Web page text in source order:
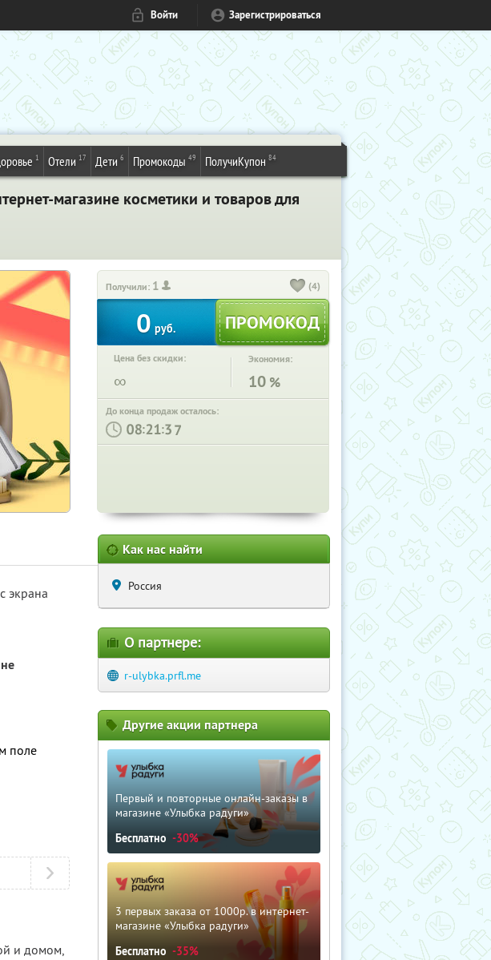
Войти Зарегистрироваться
1 Отели 17 Дети 6 Промокоды 49 ПолучиКупон 84
магазине косметики и товаров для
Получили: 1 (4)
0 руб.
Цена без скидки:
∞
Экономия:
10 %
До конца продаж осталось:
: :
экрана
поле
и домом,
Как нас найти
Россия
О партнере:
r-ulybka.prfl.me
Другие акции партнера
Первый и повторные онлайн-заказы в
магазине «Улыбка радуги»
Бесплатно -30%
3 первых заказа от 1000р. в интернет-
магазине «Улыбка радуги»
Бесплатно -35%